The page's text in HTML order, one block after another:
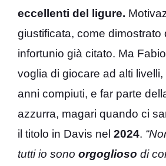
eccellenti del ligure.
giustificata, come dimostrato
infortunio già citato. Ma
voglia di giocare ad alti
anni compiuti, e far parte
azzurra, magari quando ci
il titolo in Davis nel 2024.
tutti io sono orgoglioso di